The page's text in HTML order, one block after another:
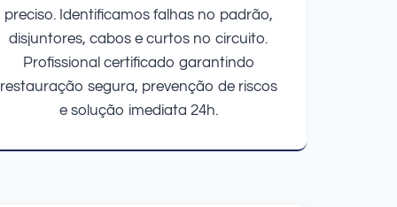
preciso. Identificamos falhas no padrão,
disjuntores, cabos e curtos no circuito.
Profissional certificado garantindo
restauração segura, prevenção de riscos
e solução imediata 24h.